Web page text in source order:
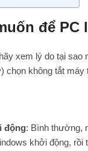
để PC
xem lý do tại sao
chọn không tắt máy
động: Bình thường,
khởi động, rồi